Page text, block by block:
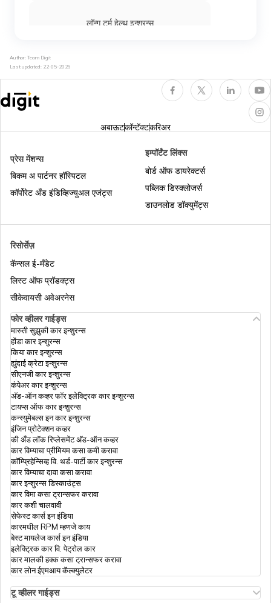
लॉन्ग टर्म हेल्थ इन्शुरन्स
भारतातील पालकांसाठी हेल्थ इन्शुरन्स
हेल्थ इन्शुरन्समध्ये क्युम्युलेटिव्ह बोनस
लाइफ इन्शुरन्स आणि हेल्थ इन्शुरन्स यांच्यातील फरक
हेल्थ इन्शुरन्सत डे केअर ट्रीटमेंट
हेल्थ इन्शुरन्स डीडक्टीबल काय आहे, उदाहरणासह
हेल्थ इन्शुरन्स प्रीमियम कॅल्क्युलेटर
लवकरच रिटायर होणाऱ्या कर्मचाऱ्यांसाठी सुपर टॉप-अप
हेल्थ इन्शुरन्स
हेल्थ इन्शुरन्स प्रीमियम नूतनीकर वाढतो?
पेरेंट्स साठी हेल्थ इन्शुरन्स
Author: Team Digit
Last updated: 22-05-2026
अबाऊटकॉन्टॅक्टकरिअर
रिसोर्सेज़
कॅन्सल ई-मँडेट
लिस्ट ऑफ प्रॉडक्ट्स
सीकेवायसी अवेअरनेस
प्रेस मेंशन्स
बिकम अ पार्टनर हॉस्पिटल
कॉर्पोरेट अँड इंडिव्हिज्युअल एजंट्स
इम्पॉर्टंट लिंक्स
बोर्ड ऑफ डायरेक्टर्स
पब्लिक डिस्क्लोजर्स
डाउनलोड डॉक्युमेंट्स
फोर व्हीलर गाईड्स
मारुती सुझुकी कार इन्शुरन्स
होंडा कार इन्शुरन्स
किया कार इन्शुरन्स
ह्युंदाई क्रेटा इन्शुरन्स
सीएनजी कार इन्शुरन्स
कंपेअर कार इन्शुरन्स
अ‍ॅड-ऑन कव्हर फॉर इलेक्ट्रिक कार इन्शुरन्स
टायप्स ऑफ कार इन्शुरन्स
कन्स्युमेबल्स इन कार इन्शुरन्स
इंजिन प्रोटेक्शन कव्हर
की अँड लॉक रिप्लेसमेंट अ‍ॅड-ऑन कव्हर
कार विम्याचा प्रीमियम कसा कमी करावा
कॉम्प्रिहेन्सिव्ह वि. थर्ड-पार्टी कार इन्शुरन्स
कार विम्याचा दावा कसा करावा
कार इन्शुरन्स डिस्काउंट्स
कार विमा कसा ट्रान्सफर करावा
कार कशी चालवावी
सेफेस्ट कार्स इन इंडिया
कारमधील RPM म्हणजे काय
बेस्ट मायलेज कार्स इन इंडिया
इलेक्ट्रिक कार वि. पेट्रोल कार
कार मालकी हक्क कसा ट्रान्सफर करावा
कार लोन ईएमआय कॅल्क्युलेटर
टू व्हीलर गाईड्स